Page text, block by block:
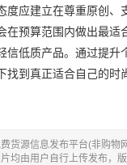
度应建立在尊重原创、
在预算范围内做出最适
信低质产品。通过提升
找到真正适合自己的时
货源信息发布平台(非购物
均由用户自行上传发布，